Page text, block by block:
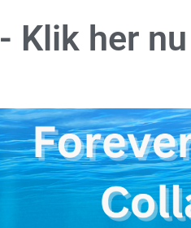
- Klik her nu